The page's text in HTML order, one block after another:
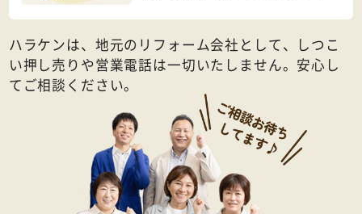
ハラケンは、地元のリフォーム会社として、しつこ
い押し売りや営業電話は一切いたしません。安心し
てご相談ください。